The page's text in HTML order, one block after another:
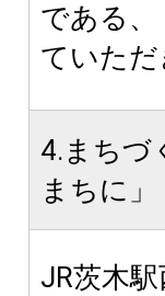
である
ていただ
4.まちづ
まちに」
JR茨木